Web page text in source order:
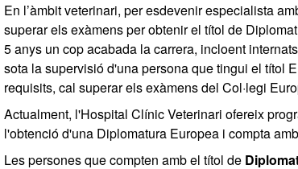
En l’àmbit veterinari, per esdevenir especialista
superar els exàmens per obtenir el títol de
5 anys un cop acabada la carrera, incloent
sota la supervisió d'una persona que tingui el títol
requisits, cal superar els exàmens del Col·legi
Actualment, l'Hospital Clínic Veterinari ofereix
l'obtenció d'una Diplomatura Europea i compta amb
Les persones que compten amb el títol de